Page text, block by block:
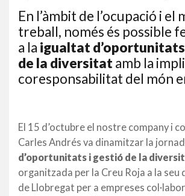
En l’àmbit de l’ocupació i el
treball, només és possible
a la igualtat
de la diversitatamb la
coresponsabilitat del món
El 15 d’octubre el nostre company i
Carles Andrés va dinamitzar la
d’oportunitats i gestió de la
organitzada per la Creu Roja a la seu
de Llobregat per a empreses